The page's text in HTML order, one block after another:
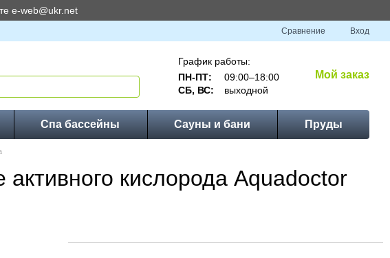
e-web@ukr.net
Сравнение Вход
График работы:
ПН-ПТ:
09:00–18:00
СБ, ВС:
выходной
Мой заказ
Спа бассейны Сауны и бани Пруды
кислорода Aquadoctor